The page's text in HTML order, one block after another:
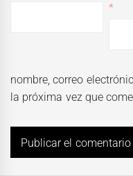
*
nombre, correo
la próxima vez que